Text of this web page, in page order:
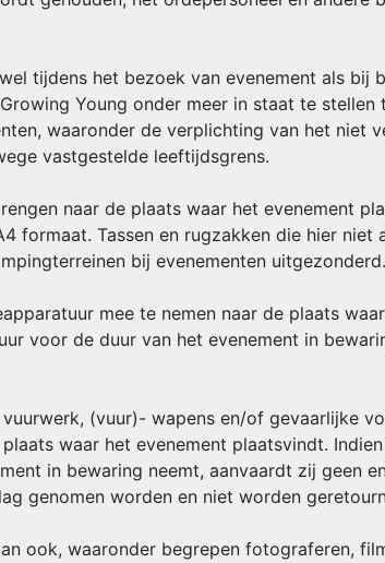
tijdens het bezoek van evenement als bij
Young onder meer in staat te stellen
waaronder de verplichting van het niet
vastgestelde leeftijdsgrens.
naar de plaats waar het evenement
formaat. Tassen en rugzakken die hier niet
bij evenementen uitgezonderd.
mee te nemen naar de plaats
voor de duur van het evenement in
(vuur)- wapens en/of gevaarlijke
waar het evenement plaatsvindt.
in bewaring neemt, aanvaardt zij geen
genomen worden en niet worden
ook, waaronder begrepen fotograferen,